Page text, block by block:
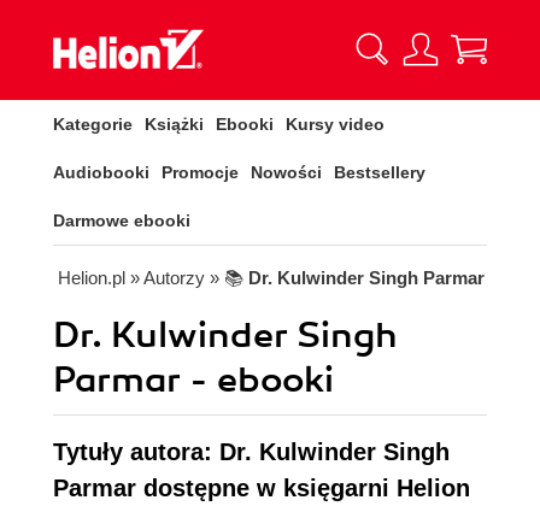
Kategorie Książki Ebooki Kursy video
Audiobooki Promocje Nowości Bestsellery
Darmowe ebooki
Helion.pl » Autorzy » 📚 Dr. Kulwinder Singh Parmar
Dr. Kulwinder Singh
Parmar - ebooki
Tytuły autora: Dr. Kulwinder Singh
Parmar dostępne w księgarni Helion